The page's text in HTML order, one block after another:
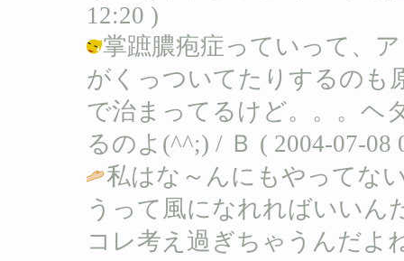
12:20 )
掌蹠膿疱症っていって、
がくっついてたりするのも
で治まってるけど。。。ヘ
るのよ(^^;) / Ｂ ( 2004-07-08
私はな～んにもやって
うって風になれればいいん
コレ考え過ぎちゃうんだ